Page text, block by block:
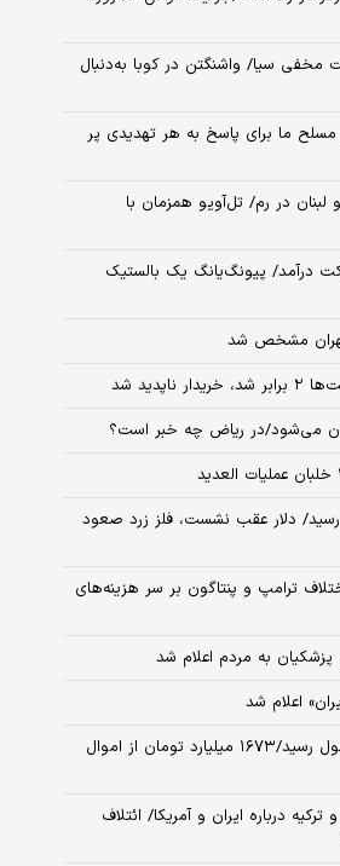
مخفی سیا/ واشنگتن در کوبا به‌دنبال
ما برای پاسخ به هر تهدیدی پر
لبنان در رم/ تل‌آویو همزمان با
درآمد/ پیونگ‌یانگ یک بالستیک
مشخص شد
شد
می‌شود/در ریاض چه خبر است؟
قله ۷ هفته‌ای رسید/ دلار عقب نشست، فلز زرد صعود
ترامپ و پنتاگون بر سر هزینه‌های
به مردم اعلام شد
اعلام شد
پرونده تراستی‌ها به مرحله وصول رسید/۱۶۷۳ میلیارد تومان از اموال
درباره ایران و آمریکا/ ائتلاف